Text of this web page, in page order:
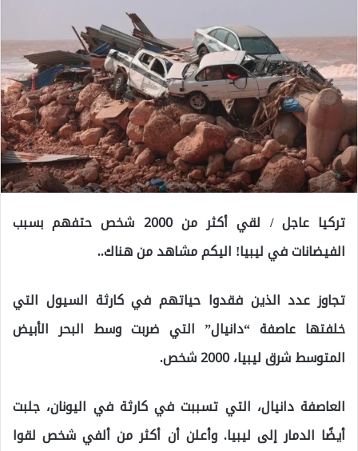
تركيا عاجل / لقي أكثر من 2000 شخص حتفهم بسبب
الفيضانات في ليبيا! اليكم مشاهد من هناك..
تجاوز عدد الذين فقدوا حياتهم في كارثة السيول التي
خلفتها عاصفة “دانيال” التي ضربت وسط البحر الأبيض
المتوسط ​​شرق ليبيا، 2000 شخص.
العاصفة دانيال، التي تسببت في كارثة في اليونان، جلبت
أيضًا الدمار إلى ليبيا. وأعلن أن أكثر من ألفي شخص لقوا